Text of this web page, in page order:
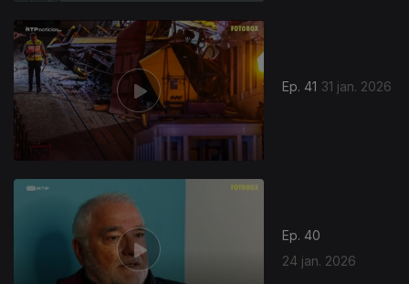
Ep. 41 31 jan. 2026
Ep. 40
24 jan. 2026